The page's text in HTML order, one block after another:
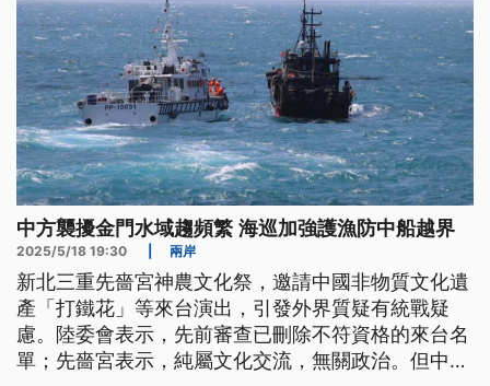
中方襲擾金門水域趨頻繁 海巡加強護漁防中船越界
2025/5/18 19:30 兩岸
新北三重先嗇宮神農文化祭，邀請中國非物質文化遺
產「打鐵花」等來台演出，引發外界質疑有統戰疑
慮。陸委會表示，先前審查已刪除不符資格的來台名
單；先嗇宮表示，純屬文化交流，無關政治。但中共